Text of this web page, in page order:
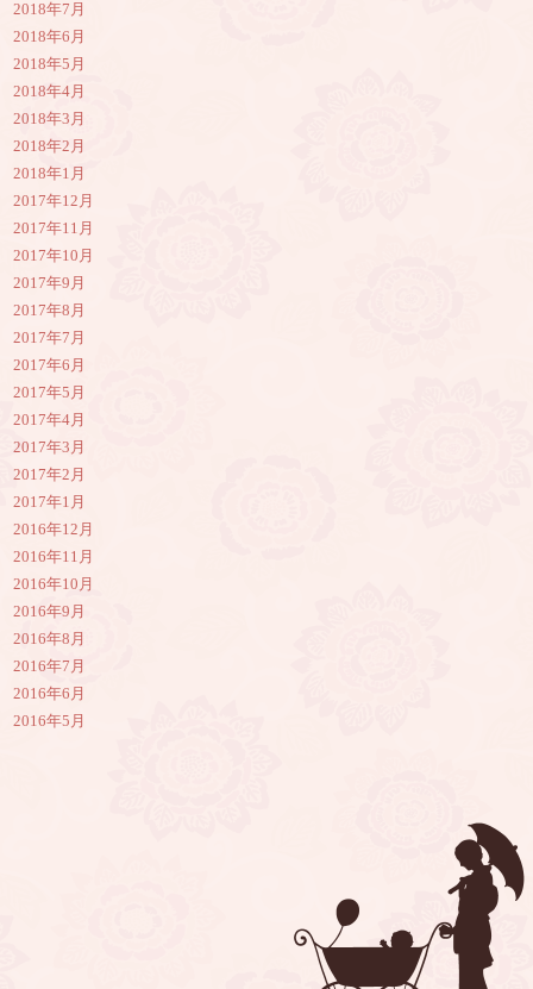
2018年7月
2018年6月
2018年5月
2018年4月
2018年3月
2018年2月
2018年1月
2017年12月
2017年11月
2017年10月
2017年9月
2017年8月
2017年7月
2017年6月
2017年5月
2017年4月
2017年3月
2017年2月
2017年1月
2016年12月
2016年11月
2016年10月
2016年9月
2016年8月
2016年7月
2016年6月
2016年5月